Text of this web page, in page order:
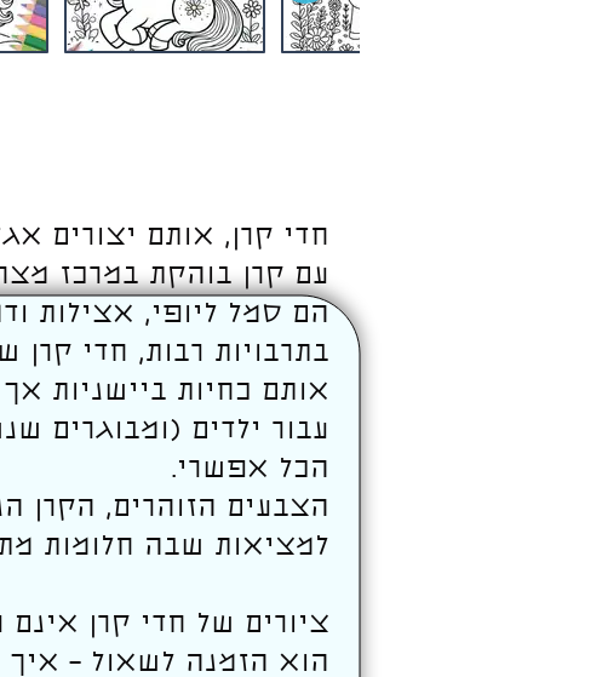
חדי קרן, אותם יצורים
עם קרן בוהקת במרכז
הם סמל ליופי, אצילות
בתרבויות רבות, חדי
אותם כחיות ביישניות
עבור ילדים (ומבוגרים
הכל אפשרי.
הצבעים הזוהרים, הקרן
למציאות שבה חלומות
ציורים של חדי קרן
הוא הזמנה לשאול –